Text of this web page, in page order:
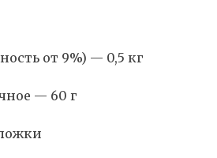
от 9%) — 0,5 кг
— 60 г